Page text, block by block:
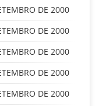
DE 2000
DE 2000
DE 2000
DE 2000
DE 2000